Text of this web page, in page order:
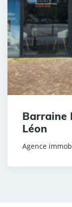
Barraine
Léon
Agence